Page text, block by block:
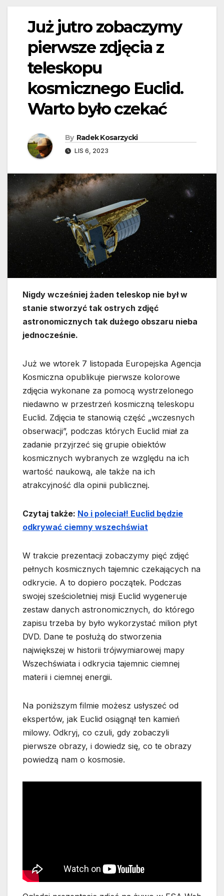
Już jutro zobaczymy
pierwsze zdjęcia z
teleskopu
kosmicznego Euclid.
Warto było czekać
By Radek Kosarzycki
LIS 6, 2023
Nigdy wcześniej żaden teleskop nie był w
stanie stworzyć tak ostrych zdjęć
astronomicznych tak dużego obszaru nieba
jednocześnie.
Już we wtorek 7 listopada Europejska Agencja
Kosmiczna opublikuje pierwsze kolorowe
zdjęcia wykonane za pomocą wystrzelonego
niedawno w przestrzeń kosmiczną teleskopu
Euclid. Zdjęcia te stanowią część „wczesnych
obserwacji”, podczas których Euclid miał za
zadanie przyjrzeć się grupie obiektów
kosmicznych wybranych ze względu na ich
wartość naukową, ale także na ich
atrakcyjność dla opinii publicznej.
Czytaj także: No i poleciał! Euclid będzie
odkrywać ciemny wszechświat
W trakcie prezentacji zobaczymy pięć zdjęć
pełnych kosmicznych tajemnic czekających na
odkrycie. A to dopiero początek. Podczas
swojej sześcioletniej misji Euclid wygeneruje
zestaw danych astronomicznych, do którego
zapisu trzeba by było wykorzystać milion płyt
DVD. Dane te posłużą do stworzenia
największej w historii trójwymiarowej mapy
Wszechświata i odkrycia tajemnic ciemnej
materii i ciemnej energii.
Na poniższym filmie możesz usłyszeć od
ekspertów, jak Euclid osiągnął ten kamień
milowy. Odkryj, co czuli, gdy zobaczyli
pierwsze obrazy, i dowiedz się, co te obrazy
powiedzą nam o kosmosie.